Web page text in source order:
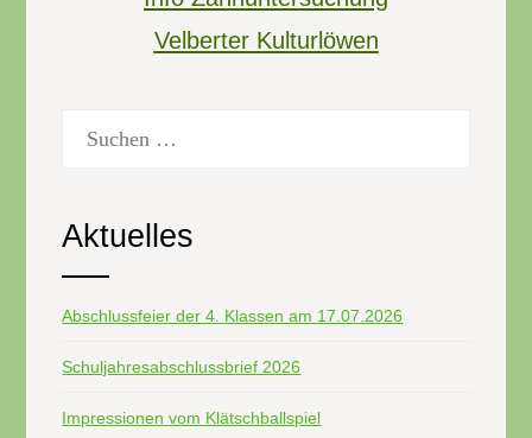
Velberter Kulturlöwen
nach:
Aktuelles
Abschlussfeier der 4. Klassen am 17.07.2026
Schuljahresabschlussbrief 2026
Impressionen vom Klätschballspiel